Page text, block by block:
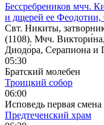
Бессребреников мчч.
и дщерей ее
Свт. Никиты,
(1108). Мчч.
Диодо́ра, Серапиона
05:30
Братский молебен
Троицкий собор
06:00
Исповедь первая смена
Предтеченский храм